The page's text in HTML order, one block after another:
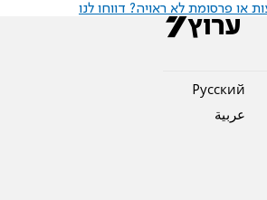
או פרסומת לא ראויה? דווחו לנו
Pусский
عربية